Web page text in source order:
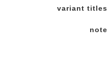
variant titles
note